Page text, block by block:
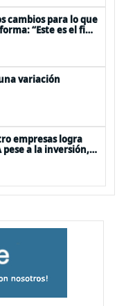
cambios para lo que
“Este es el fin
variación
empresas logra
a la inversión,
Mundial